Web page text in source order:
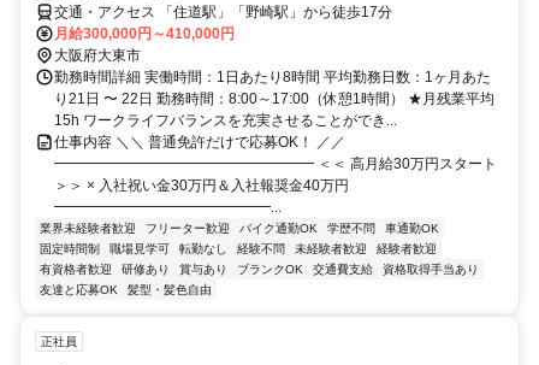
交通・アクセス 「住道駅」「野崎駅」から徒歩17分
月給300,000円～410,000円
大阪府大東市
勤務時間詳細 実働時間：1日あたり8時間 平均勤務日数：1ヶ月あた
り21日 〜 22日 勤務時間：8:00～17:00（休憩1時間） ★月残業平均
15h ワークライフバランスを充実させることができ...
仕事内容 ＼＼ 普通免許だけで応募OK！ ／／
━━━━━━━━━━━━━━━━━━ ＜＜ 高月給30万円スタート
＞＞ × 入社祝い金30万円＆入社報奨金40万円
━━━━━━━━━━━━━━━...
業界未経験者歓迎 フリーター歓迎 バイク通勤OK 学歴不問
車通勤OK
固定時間制
職場見学可 転勤なし 経験不問 未経験者歓迎
経験者歓迎
有資格者歓迎
研修あり 賞与あり ブランクOK 交通費支給
資格取得手当あり
友達と応募OK
髪型・髪色自由
正社員